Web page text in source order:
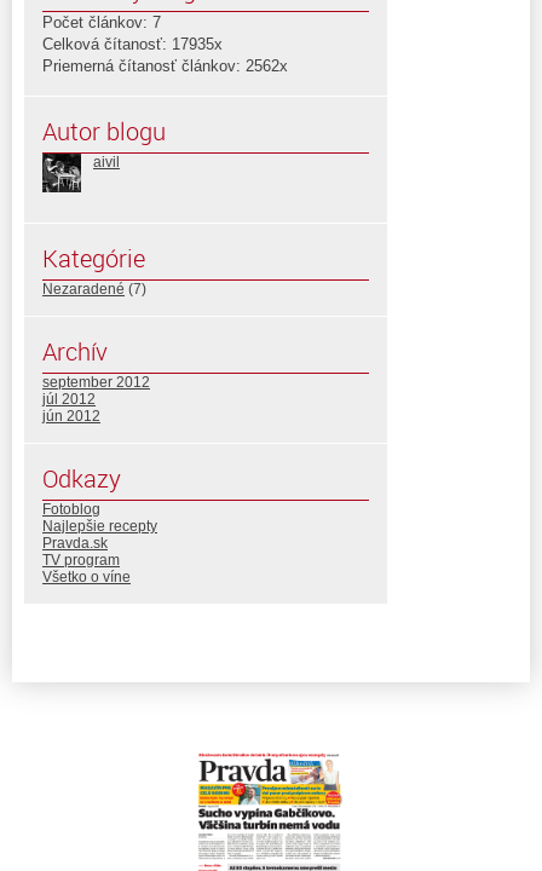
Počet článkov: 7
Celková čítanosť: 17935x
Priemerná čítanosť článkov: 2562x
Autor blogu
aivil
Kategórie
Nezaradené (7)
Archív
september 2012
júl 2012
jún 2012
Odkazy
Fotoblog
Najlepšie recepty
Pravda.sk
TV program
Všetko o víne